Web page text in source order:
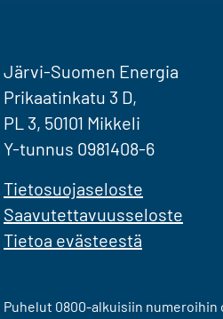
Järvi-Suomen Energia
Prikaatinkatu 3 D,
PL 3, 50101 Mikkeli
Y-tunnus 0981408-6
Tietosuojaseloste
Saavutettavuusseloste
Tietoa evästeestä
Puhelut 0800-alkuisiin numeroihin